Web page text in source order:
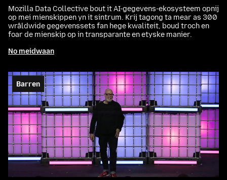
Mozilla Data Collective bout it AI-gegevens-ekosysteem opnij
op mei mienskippen yn it sintrum. Krij tagong ta mear as 300
wrâldwide gegevenssets fan hege kwaliteit, boud troch en
foar de mienskip op in transparante en etyske manier.
No meidwaan
Barren